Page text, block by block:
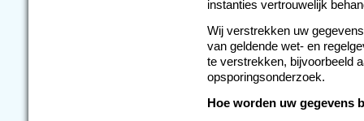
instanties vertrouwelijk
Wij verstrekken uw
van geldende wet- en
te verstrekken, bijvoorbeeld
opsporingsonderzoek.
Hoe worden uw gegevens